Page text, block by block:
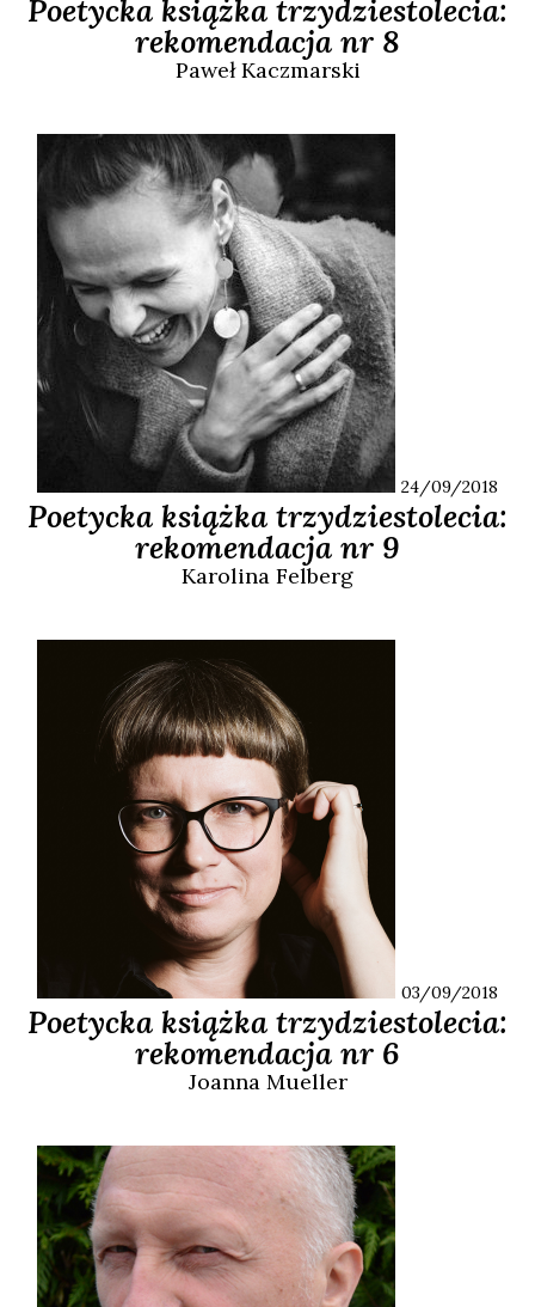
Poetycka książka trzydziestolecia:
rekomendacja nr 8
PawełKaczmarski
24/09/2018
Poetycka książka trzydziestolecia:
rekomendacja nr 9
Karolina Felberg
03/09/2018
Poetycka książka trzydziestolecia:
rekomendacja nr 6
Joanna Mueller